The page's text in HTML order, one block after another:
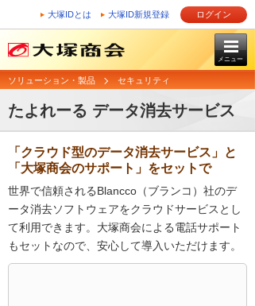
大塚IDとは 大塚ID新規登録 ログイン
メニュー
ソリューション・製品 セキュリティ
たよれーる データ消去サービス
「クラウド型のデータ消去サービス」と
「大塚商会のサポート」をセットで
世界で信頼されるBlancco（ブランコ）社のデ
ータ消去ソフトウェアをクラウドサービスとし
て利用できます。大塚商会による電話サポート
もセットなので、安心して導入いただけます。